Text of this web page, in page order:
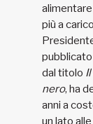
più a
pubblicato
dal titolo
nero, ha
anni a
un lato